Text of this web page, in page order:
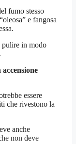
fumo stesso
e fangosa
pulire in modo
essere
che rivestono la
anche
non deve